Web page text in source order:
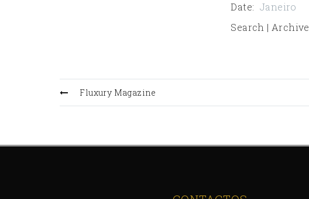
Date: Janeiro
Search | Archive
Fluxury Magazine